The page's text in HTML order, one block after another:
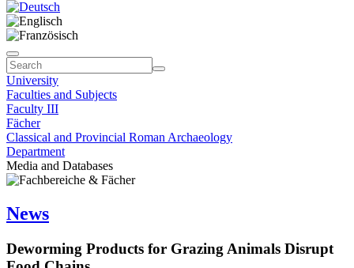
University
Faculties and Subjects
Faculty III
Fächer
Classical and Provincial Roman Archaeology
Department
Media and Databases
News
Deworming Products for Grazing Animals Disrupt